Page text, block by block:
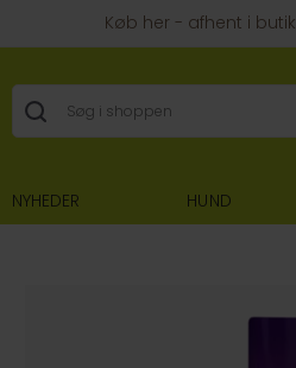
Køb her - afhent i butik
NYHEDER HUND